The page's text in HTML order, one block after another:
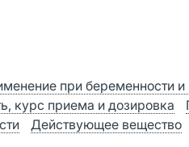
при беременности
курс приема и дозировка
Действующее вещество